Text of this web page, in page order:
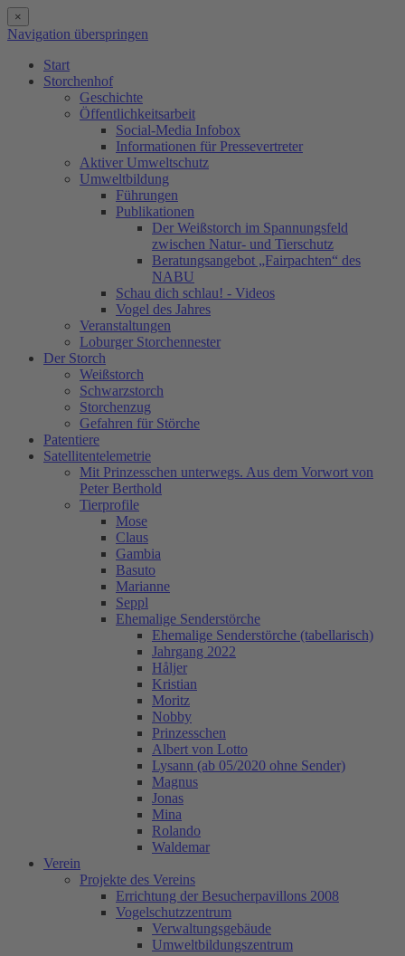
×
Navigation überspringen
Start
Storchenhof
Geschichte
Öffentlichkeitsarbeit
Social-Media Infobox
Informationen für Pressevertreter
Aktiver Umweltschutz
Umweltbildung
Führungen
Publikationen
Der Weißstorch im Spannungsfeld
zwischen Natur- und Tierschutz
Beratungsangebot „Fairpachten“ des
NABU
Schau dich schlau! - Videos
Vogel des Jahres
Veranstaltungen
Loburger Storchennester
Der Storch
Weißstorch
Schwarzstorch
Storchenzug
Gefahren für Störche
Patentiere
Satellitentelemetrie
Mit Prinzesschen unterwegs. Aus dem Vorwort von
Peter Berthold
Tierprofile
Mose
Claus
Gambia
Basuto
Marianne
Seppl
Ehemalige Senderstörche
Ehemalige Senderstörche (tabellarisch)
Jahrgang 2022
Håljer
Kristian
Moritz
Nobby
Prinzesschen
Albert von Lotto
Lysann (ab 05/2020 ohne Sender)
Magnus
Jonas
Mina
Rolando
Waldemar
Verein
Projekte des Vereins
Errichtung der Besucherpavillons 2008
Vogelschutzzentrum
Verwaltungsgebäude
Umweltbildungszentrum